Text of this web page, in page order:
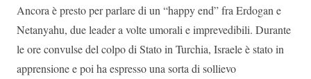
Ancora è presto per parlare di un “happy end” fra Erdogan e
Netanyahu, due leader a volte umorali e imprevedibili. Durante
le ore convulse del colpo di Stato in Turchia, Israele è stato in
apprensione e poi ha espresso una sorta di sollievo